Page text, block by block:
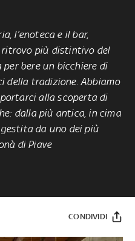
l’enoteca e il bar,
ritrovo più distintivo del
bere un bicchiere di
della tradizione. Abbiamo
alla scoperta di
dalla più antica, in cima
da uno dei più
di Piave
CONDIVIDI